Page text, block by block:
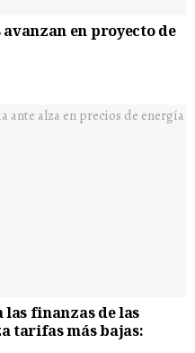
en proyecto de
finanzas de las
tarifas más bajas: